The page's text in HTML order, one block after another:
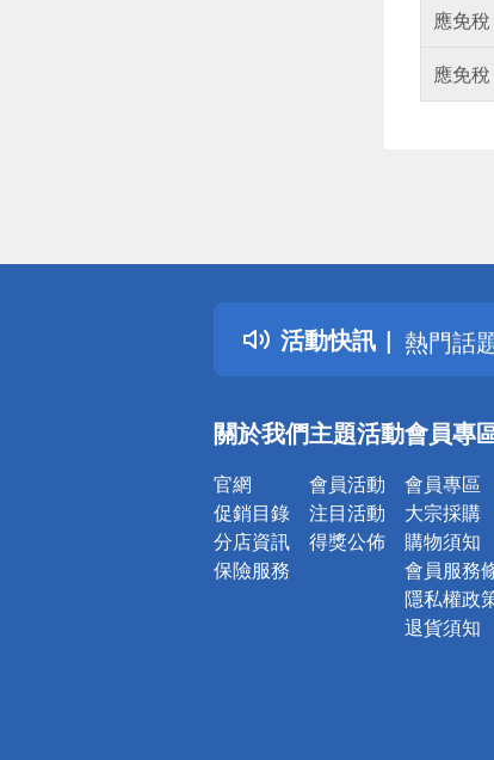
應免稅
應免稅
活動快訊
詐騙網
得獎公
熱門話
銀行優
詐騙網
關於我們
官網
促銷目錄
分店資訊
保險服務
主題活動
會員活動
注目活動
得獎公佈
會員專
會員專區
大宗採購
購物須知
會員服務
隱私權政
退貨須知